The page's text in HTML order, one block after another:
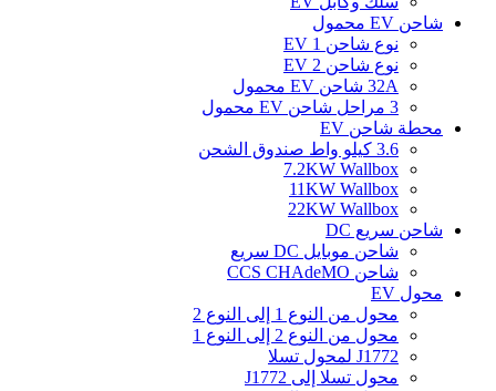
شاحن EV محمول
نوع شاحن EV 1
نوع شاحن EV 2
32A شاحن EV محمول
3 مراحل شاحن EV محمول
محطة شاحن EV
3.6 كيلو واط صندوق الشحن
7.2KW Wallbox
11KW Wallbox
22KW Wallbox
شاحن سريع DC
شاحن موبايل DC سريع
شاحن CCS CHAdeMO
محول EV
محول من النوع 1 إلى النوع 2
محول من النوع 2 إلى النوع 1
J1772 لمحول تسلا
محول تسلا إلى J1772